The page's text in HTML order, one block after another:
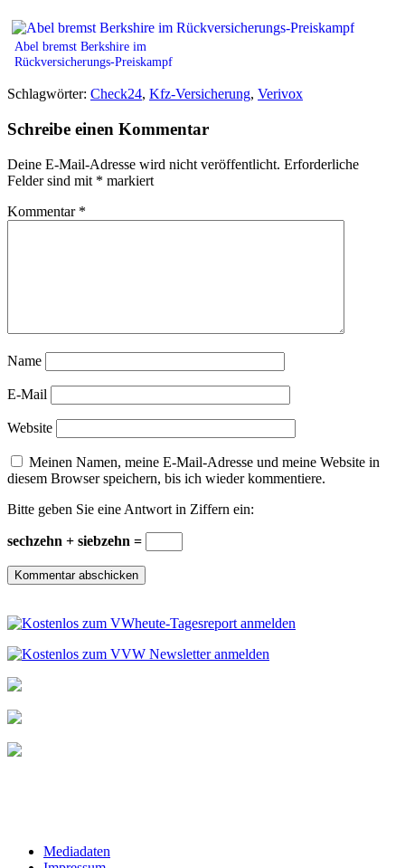
Abel bremst Berkshire im
Rückversicherungs-Preiskampf
Schlagwörter: Check24, Kfz-Versicherung, Verivox
Schreibe einen Kommentar
Deine E-Mail-Adresse wird nicht veröffentlicht. Erforderliche
Felder sind mit * markiert
Kommentar *
Name
E-Mail
Website
Meinen Namen, meine E-Mail-Adresse und meine Website in
diesem Browser speichern, bis ich wieder kommentiere.
Bitte geben Sie eine Antwort in Ziffern ein:
sechzehn + siebzehn =
Mediadaten